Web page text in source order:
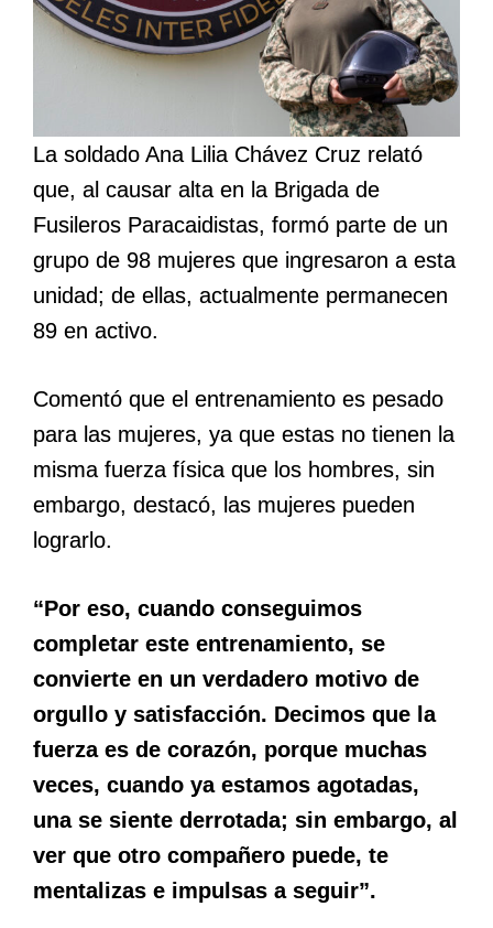
La soldado Ana Lilia Chávez Cruz relató
que, al causar alta en la Brigada de
Fusileros Paracaidistas, formó parte de un
grupo de 98 mujeres que ingresaron a esta
unidad; de ellas, actualmente permanecen
89 en activo.
Comentó que el entrenamiento es pesado
para las mujeres, ya que estas no tienen la
misma fuerza física que los hombres, sin
embargo, destacó, las mujeres pueden
lograrlo.
“Por eso, cuando conseguimos
completar este entrenamiento, se
convierte en un verdadero motivo de
orgullo y satisfacción. Decimos que la
fuerza es de corazón, porque muchas
veces, cuando ya estamos agotadas,
una se siente derrotada; sin embargo, al
ver que otro compañero puede, te
mentalizas e impulsas a seguir”.